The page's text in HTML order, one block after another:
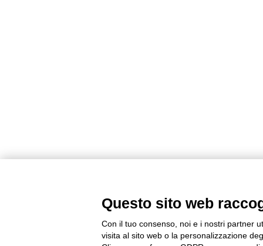
Questo sito web
Con il tuo consenso, noi e i nostri partner
visita al sito web o la personalizzazione